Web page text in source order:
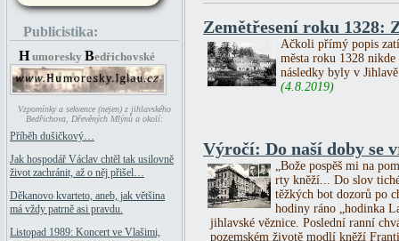
Publicistika:
H umoresky Bedřichovské
Vzpomínky a sekvence (nejen) z jihlavského
Bedřichova, Dřevěných Mlýnů a okolí:
Příběh dušičkový…
Jak hospodář Václav chtěl tak usilovně
život zachránit, až o něj přišel…
Děkanovo kvarteto, aneb, jak většina
má vždy patrně asi pravdu.
Listopad 1989: Koncert ve Vlašimi,
Zemětřesení roku 1328:
Ačkoli přímý popis
města roku 1328
následky byly v
(4.8.2019)
Výročí: Do naší doby se
„Bože pospěš mi na
rty kněží... Do slov
těžkých bot dozorů po
hodiny ráno „hodinka
jihlavské věznice. Poslední ranní
pozemském životě modlí kněží